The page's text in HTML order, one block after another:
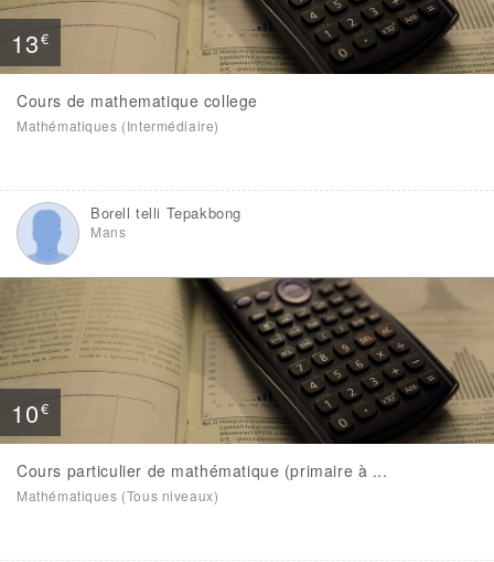
13€
Cours de mathematique college
Mathématiques (Intermédiaire)
Borell telli Tepakbong
Mans
10€
Cours particulier de mathématique (primaire à ...
Mathématiques (Tous niveaux)